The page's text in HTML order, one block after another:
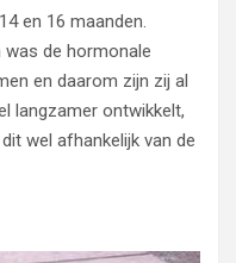
en 16 maanden.
was de hormonale
en daarom zijn zij al
langzamer ontwikkelt,
wel afhankelijk van de